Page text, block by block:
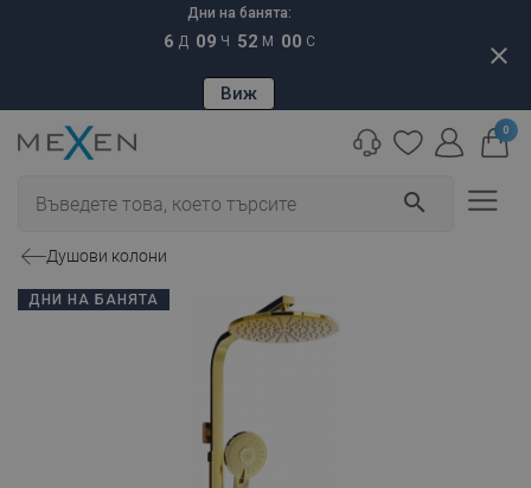
Дни на банята:
6 Д 09 Ч 51 М 59 С
Виж
close
search
0
Душови колони
ДНИ НА БАНЯТА